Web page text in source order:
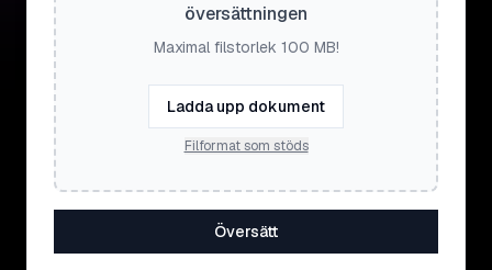
översättningen
Maximal filstorlek 100 MB!
Ladda upp dokument
Filformat som stöds
Översätt